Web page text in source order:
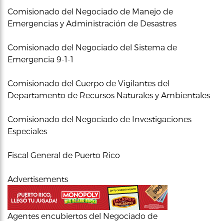
Comisionado del Negociado de Manejo de
Emergencias y Administración de Desastres
Comisionado del Negociado del Sistema de
Emergencia 9-1-1
Comisionado del Cuerpo de Vigilantes del
Departamento de Recursos Naturales y Ambientales
Comisionado del Negociado de Investigaciones
Especiales
Fiscal General de Puerto Rico
Advertisements
Agentes encubiertos del Negociado de